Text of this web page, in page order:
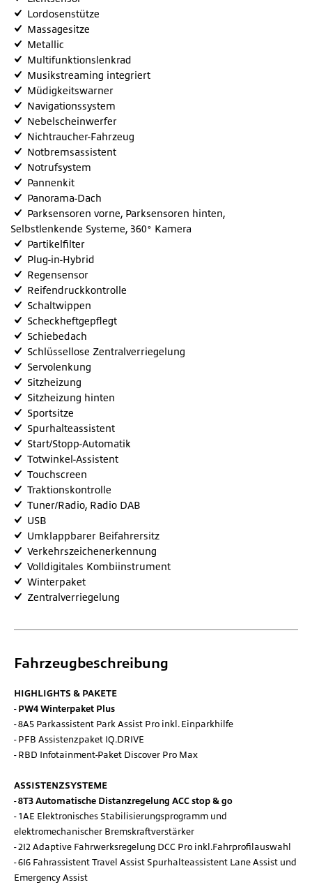
Lordosenstütze
Massagesitze
Metallic
Multifunktionslenkrad
Musikstreaming integriert
Müdigkeitswarner
Navigationssystem
Nebelscheinwerfer
Nichtraucher-Fahrzeug
Notbremsassistent
Notrufsystem
Pannenkit
Panorama-Dach
Parksensoren vorne, Parksensoren hinten,
Selbstlenkende Systeme, 360° Kamera
Partikelfilter
Plug-in-Hybrid
Regensensor
Reifendruckkontrolle
Schaltwippen
Scheckheftgepflegt
Schiebedach
Schlüssellose Zentralverriegelung
Servolenkung
Sitzheizung
Sitzheizung hinten
Sportsitze
Spurhalteassistent
Start/Stopp-Automatik
Totwinkel-Assistent
Touchscreen
Traktionskontrolle
Tuner/Radio, Radio DAB
USB
Umklappbarer Beifahrersitz
Verkehrszeichenerkennung
Volldigitales Kombiinstrument
Winterpaket
Zentralverriegelung
Fahrzeugbeschreibung
HIGHLIGHTS & PAKETE
PW4 Winterpaket Plus
8A5 Parkassistent Park Assist Pro inkl. Einparkhilfe
PFB Assistenzpaket IQ.DRIVE
RBD Infotainment-Paket Discover Pro Max
ASSISTENZSYSTEME
8T3 Automatische Distanzregelung ACC stop & go
1AE Elektronisches Stabilisierungsprogramm und
elektromechanischer Bremskraftverstärker
2I2 Adaptive Fahrwerksregelung DCC Pro inkl.Fahrprofilauswahl
6I6 Fahrassistent Travel Assist Spurhalteassistent Lane Assist und
Emergency Assist